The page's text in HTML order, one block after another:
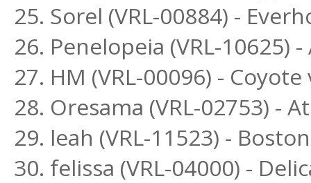
25. Sorel (VRL-00884) -
26. Penelopeia (VRL-10625)
27. HM (VRL-00096) -
28. Oresama (VRL-02753) -
29. leah (VRL-11523) -
30. felissa (VRL-04000) -